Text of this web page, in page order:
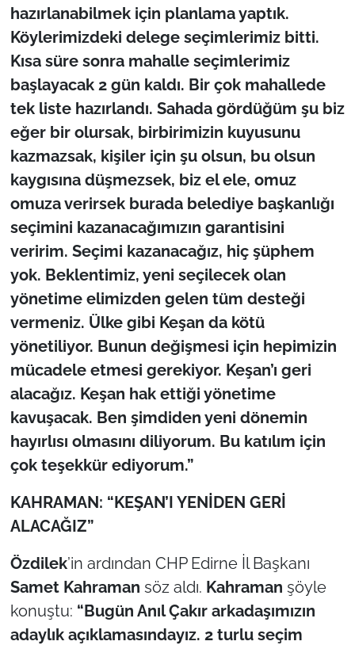
hazırlanabilmek için planlama yaptık.
Köylerimizdeki delege seçimlerimiz bitti.
Kısa süre sonra mahalle seçimlerimiz
başlayacak 2 gün kaldı. Bir çok mahallede
tek liste hazırlandı. Sahada gördüğüm şu biz
eğer bir olursak, birbirimizin kuyusunu
kazmazsak, kişiler için şu olsun, bu olsun
kaygısına düşmezsek, biz el ele, omuz
omuza verirsek burada belediye başkanlığı
seçimini kazanacağımızın garantisini
veririm. Seçimi kazanacağız, hiç şüphem
yok. Beklentimiz, yeni seçilecek olan
yönetime elimizden gelen tüm desteği
vermeniz. Ülke gibi Keşan da kötü
yönetiliyor. Bunun değişmesi için hepimizin
mücadele etmesi gerekiyor. Keşan’ı geri
alacağız. Keşan hak ettiği yönetime
kavuşacak. Ben şimdiden yeni dönemin
hayırlısı olmasını diliyorum. Bu katılım için
çok teşekkür ediyorum.”
KAHRAMAN: “KEŞAN’I YENİDEN GERİ
ALACAĞIZ”
Özdilek’in ardından CHP Edirne İl Başkanı
Samet Kahraman söz aldı. Kahraman şöyle
konuştu: “Bugün Anıl Çakır arkadaşımızın
adaylık açıklamasındayız. 2 turlu seçim